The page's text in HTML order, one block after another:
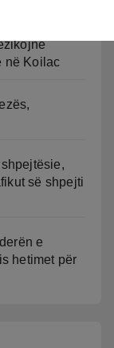
në Koilac
së shpejti
e
hetimet për